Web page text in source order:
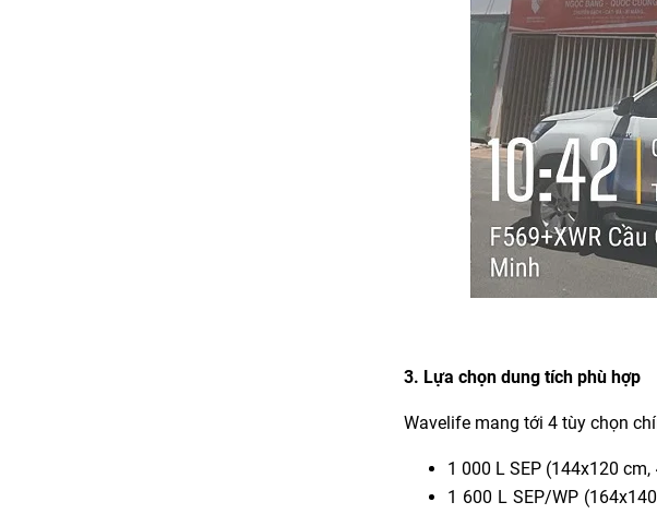
3. Lựa chọn dung tích phù hợp
Wavelife mang tới 4 tùy chọn
1 000 L SEP (144x120
1 600 L SEP/WP